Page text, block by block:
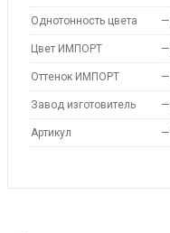
Однотонность цвета —
Цвет ИМПОРТ —
Оттенок ИМПОРТ —
Завод изготовитель —
Артикул —